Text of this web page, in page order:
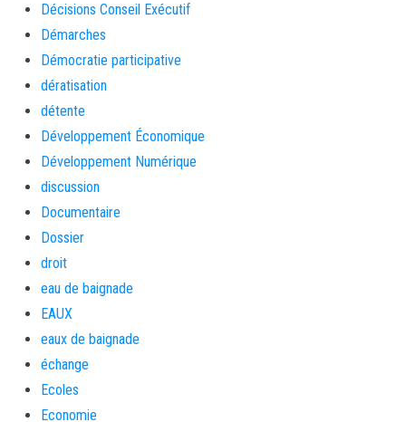
Décisions Conseil Exécutif
Démarches
Démocratie participative
dératisation
détente
Développement Économique
Développement Numérique
discussion
Documentaire
Dossier
droit
eau de baignade
EAUX
eaux de baignade
échange
Ecoles
Economie